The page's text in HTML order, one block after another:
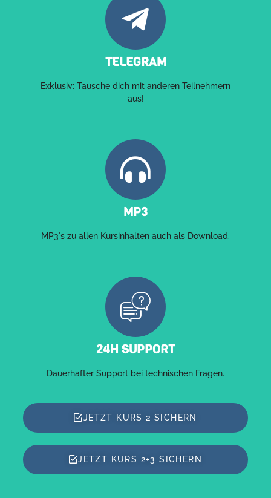
TELEGRAM
Exklusiv: Tausche dich mit anderen Teilnehmern
aus!
MP3
MP3´s zu allen Kursinhalten auch als Download.
24H SUPPORT
Dauerhafter Support bei technischen Fragen.
JETZT KURS 2 SICHERN
JETZT KURS 2+3 SICHERN